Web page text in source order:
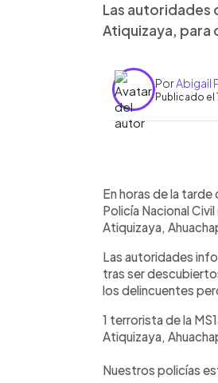
Las autoridades
Atiquizaya, para
PorAbigail
Publicado el
►
En horas de la
Policía Nacional
Atiquizaya,
Las autoridades
tras ser
los delincuentes
1 terrorista de la
Atiquizaya,
Nuestros policías